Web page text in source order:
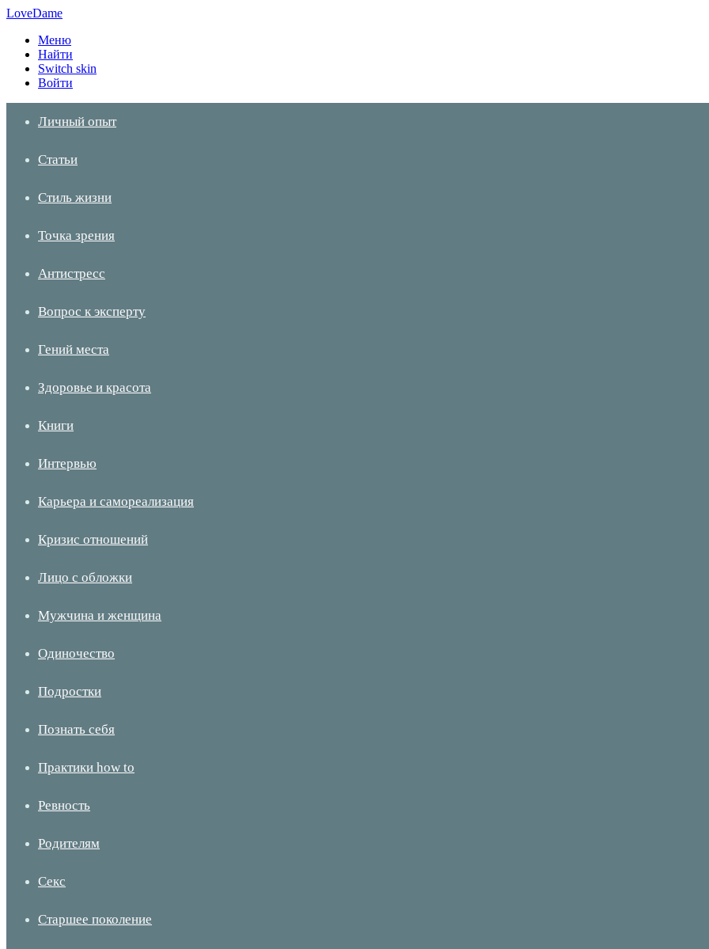
LoveDame
Меню
Найти
Switch skin
Войти
Личный опыт
Статьи
Стиль жизни
Точка зрения
Антистресс
Вопрос к эксперту
Гений места
Здоровье и красота
Книги
Интервью
Карьера и самореализация
Кризис отношений
Лицо с обложки
Мужчина и женщина
Одиночество
Подростки
Познать себя
Практики how to
Ревность
Родителям
Секс
Старшее поколение